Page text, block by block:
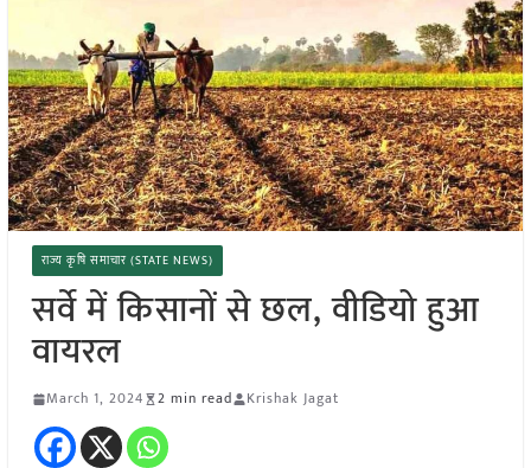
राज्य कृषि समाचार (STATE NEWS)
सर्वे में किसानों से छल, वीडियो हुआ
वायरल
March 1, 2024 2 min read Krishak Jagat